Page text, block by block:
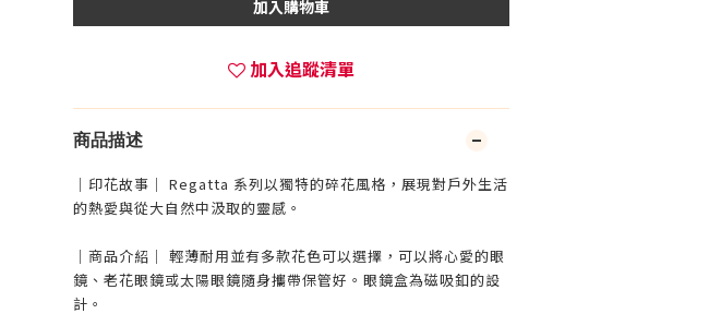
加入購物車
加入追蹤清單
商品描述
｜印花故事｜ Regatta 系列以獨特的碎花風格，展現對戶外生活
的熱愛與從大自然中汲取的靈感。
｜商品介紹｜ 輕薄耐用並有多款花色可以選擇，可以將心愛的眼
鏡、老花眼鏡或太陽眼鏡隨身攜帶保管好。眼鏡盒為磁吸釦的設
計。